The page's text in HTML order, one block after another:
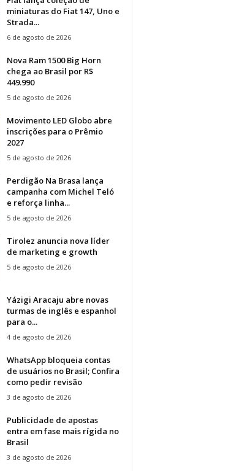
miniaturas do Fiat 147, Uno e
Strada...
6 de agosto de 2026
Nova Ram 1500 Big Horn
chega ao Brasil por R$
449.990
5 de agosto de 2026
Movimento LED Globo abre
inscrições para o Prêmio
2027
5 de agosto de 2026
Perdigão Na Brasa lança
campanha com Michel Teló
e reforça linha...
5 de agosto de 2026
Tirolez anuncia nova líder
de marketing e growth
5 de agosto de 2026
Yázigi Aracaju abre novas
turmas de inglês e espanhol
para o...
4 de agosto de 2026
WhatsApp bloqueia contas
de usuários no Brasil; Confira
como pedir revisão
3 de agosto de 2026
Publicidade de apostas
entra em fase mais rígida no
Brasil
3 de agosto de 2026